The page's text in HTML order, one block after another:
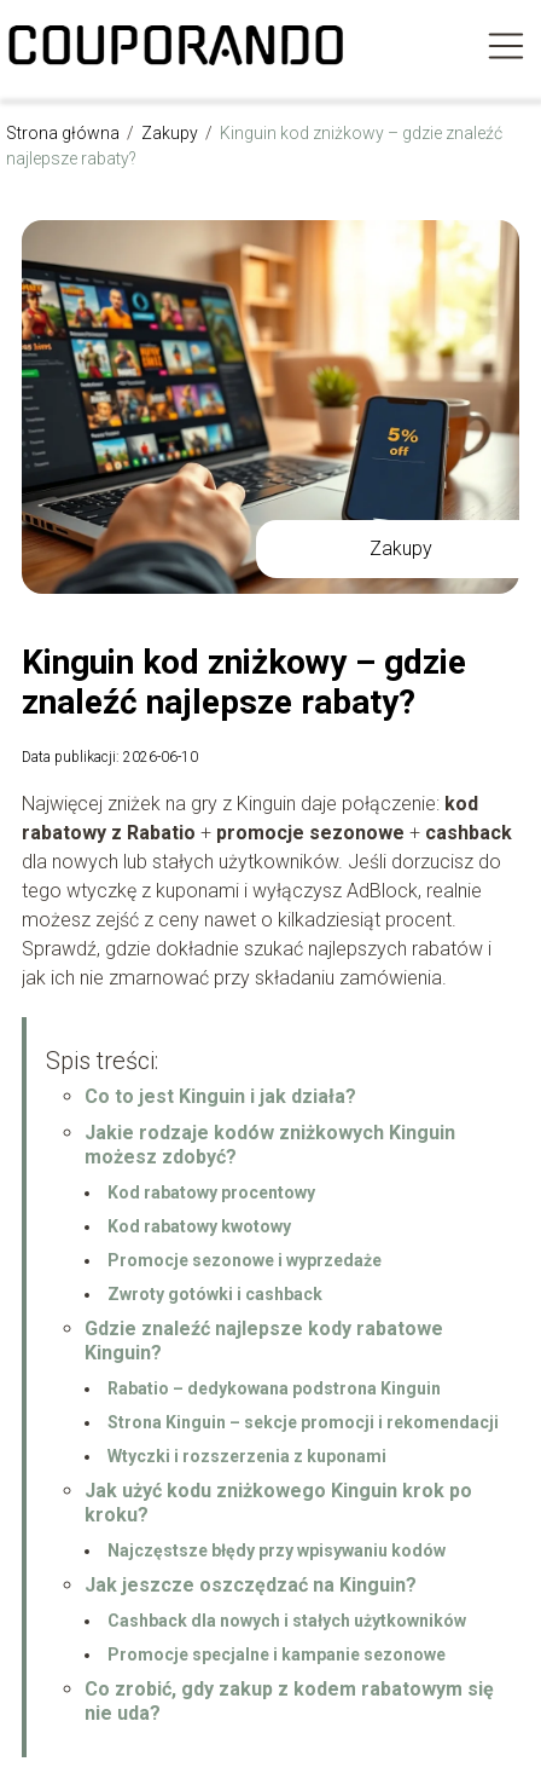
Strona główna / Zakupy / Kinguin kod zniżkowy – gdzie znaleźć
najlepsze rabaty?
Zakupy
Kinguin kod zniżkowy – gdzie
znaleźć najlepsze rabaty?
Data publikacji: 2026-06-10
Najwięcej zniżek na gry z Kinguin daje połączenie: kod
rabatowy z Rabatio + promocje sezonowe + cashback
dla nowych lub stałych użytkowników. Jeśli dorzucisz do
tego wtyczkę z kuponami i wyłączysz AdBlock, realnie
możesz zejść z ceny nawet o kilkadziesiąt procent.
Sprawdź, gdzie dokładnie szukać najlepszych rabatów i
jak ich nie zmarnować przy składaniu zamówienia.
Spis treści:
Co to jest Kinguin i jak działa?
Jakie rodzaje kodów zniżkowych Kinguin
możesz zdobyć?
Kod rabatowy procentowy
Kod rabatowy kwotowy
Promocje sezonowe i wyprzedaże
Zwroty gotówki i cashback
Gdzie znaleźć najlepsze kody rabatowe
Kinguin?
Rabatio – dedykowana podstrona Kinguin
Strona Kinguin – sekcje promocji i rekomendacji
Wtyczki i rozszerzenia z kuponami
Jak użyć kodu zniżkowego Kinguin krok po
kroku?
Najczęstsze błędy przy wpisywaniu kodów
Jak jeszcze oszczędzać na Kinguin?
Cashback dla nowych i stałych użytkowników
Promocje specjalne i kampanie sezonowe
Co zrobić, gdy zakup z kodem rabatowym się
nie uda?